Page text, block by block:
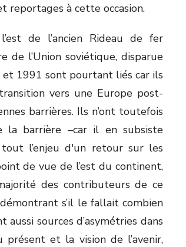
reportages à cette occasion.
de l’ancien Rideau de fer
de l’Union soviétique, disparue
1991 sont pourtant liés car ils
vers une Europe post-
barrières. Ils n’ont toutefois
la barrière –car il en subsiste
l’enjeu d'un retour sur les
de vue de l’est du continent,
des contributeurs de ce
s’il le fallait combien
sources d’asymétries dans
présent et la vision de l’avenir,